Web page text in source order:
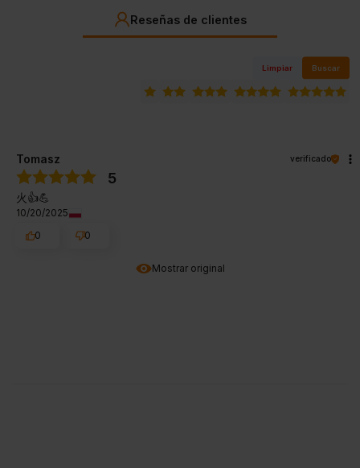
Reseñas de clientes
Limpiar Buscar
Mostrar original
Tomasz verificado
5
火👍️💪
10/20/2025
0
0